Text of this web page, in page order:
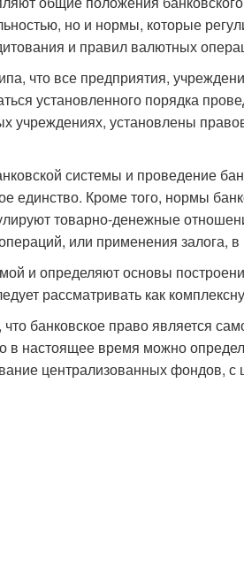
но и нормы, которые
и правил валютных
что все предприятия,
установленного порядка
учреждениях, установлены
системы и проведение
Кроме того, нормы
товарно-денежные
или применения залога,
и определяют основы
рассматривать как
банковское право является
настоящее время можно
централизованных фондов,